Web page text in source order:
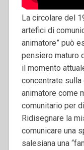
La circolare del
artefici di
animatore” può
pensiero maturo
il momento
concentrate sulla
animatore come
comunitario per
Ridisegnare la
comunicare una
salesiana una